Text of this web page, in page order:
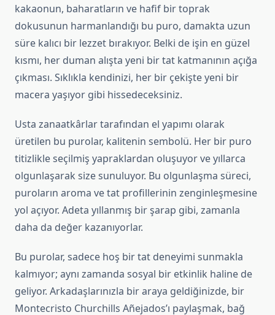
kakaonun, baharatların ve hafif bir toprak
dokusunun harmanlandığı bu puro, damakta uzun
süre kalıcı bir lezzet bırakıyor. Belki de işin en güzel
kısmı, her duman alışta yeni bir tat katmanının açığa
çıkması. Sıklıkla kendinizi, her bir çekişte yeni bir
macera yaşıyor gibi hissedeceksiniz.
Usta zanaatkârlar tarafından el yapımı olarak
üretilen bu purolar, kalitenin sembolü. Her bir puro
titizlikle seçilmiş yapraklardan oluşuyor ve yıllarca
olgunlaşarak size sunuluyor. Bu olgunlaşma süreci,
puroların aroma ve tat profillerinin zenginleşmesine
yol açıyor. Adeta yıllanmış bir şarap gibi, zamanla
daha da değer kazanıyorlar.
Bu purolar, sadece hoş bir tat deneyimi sunmakla
kalmıyor; aynı zamanda sosyal bir etkinlik haline de
geliyor. Arkadaşlarınızla bir araya geldiğinizde, bir
Montecristo Churchills Añejados’ı paylaşmak, bağ